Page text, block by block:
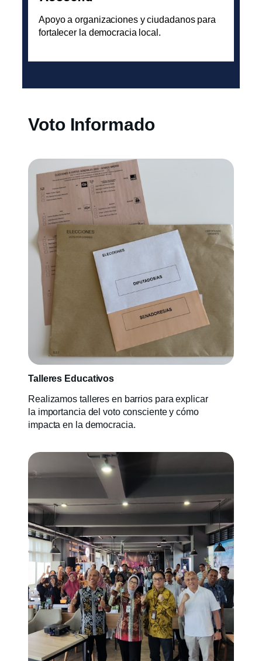
Apoyo a organizaciones y ciudadanos para
fortalecer la democracia local.
Voto Informado
Talleres Educativos
Realizamos talleres en barrios para explicar
la importancia del voto consciente y cómo
impacta en la democracia.